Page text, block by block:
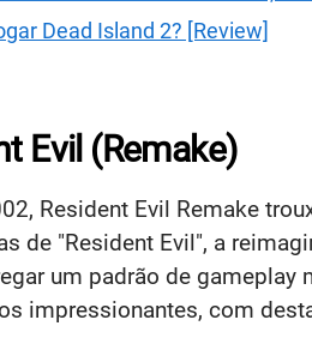
Dead Island 2? [Review]
Evil (Remake)
Resident Evil Remake
de "Resident Evil", a
um padrão de
impressionantes, com